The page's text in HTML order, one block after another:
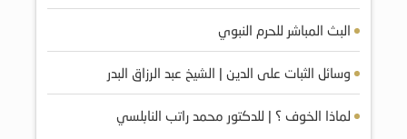
البث المباشر للحرم النبوي
وسائل الثبات على الدين | الشيخ عبد الرزاق البدر
لماذا الخوف ؟ | للدكتور محمد راتب النابلسي